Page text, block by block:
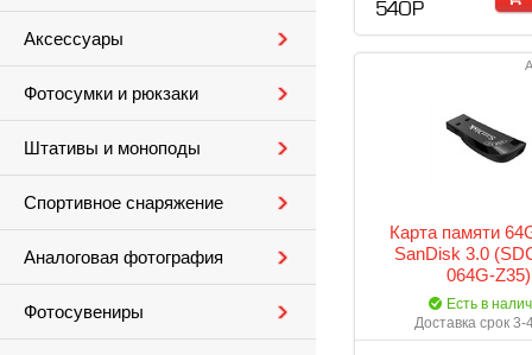
Аксессуары
Фотосумки и рюкзаки
Штативы и моноподы
Спортивное снаряжение
Аналоговая фотография
Фотосувениры
540 Р
Карта памяти
SanDisk 3.0
064G-Z35)
Есть в
Доставка срок 3-